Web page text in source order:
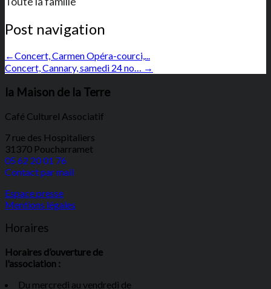
Post navigation
←Concert, Carmen Opéra-courci,...
Concert, Cannary, samedi 24 no… →
la Maison de la Terre
Café Culturel Associatif
7 rue des Hospitaliers
31370 Poucharramet
05 62 20 01 76
Contact par mail
Espace presse
Mentions légales
Horaires
Horaires d’ouverture de
l'association :
Du mercredi au vendredi de